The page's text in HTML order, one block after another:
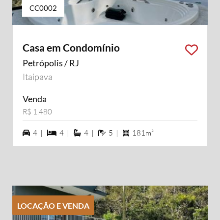
CC0002
Casa em Condomínio
Petrópolis / RJ
Itaipava
Venda
R$ 1.480
4 vagas na garagem
4 | 4 dormiórios
4 | 4 suítes
4 | 5 banheiros
5 | 181m²
LOCAÇÃO E VENDA